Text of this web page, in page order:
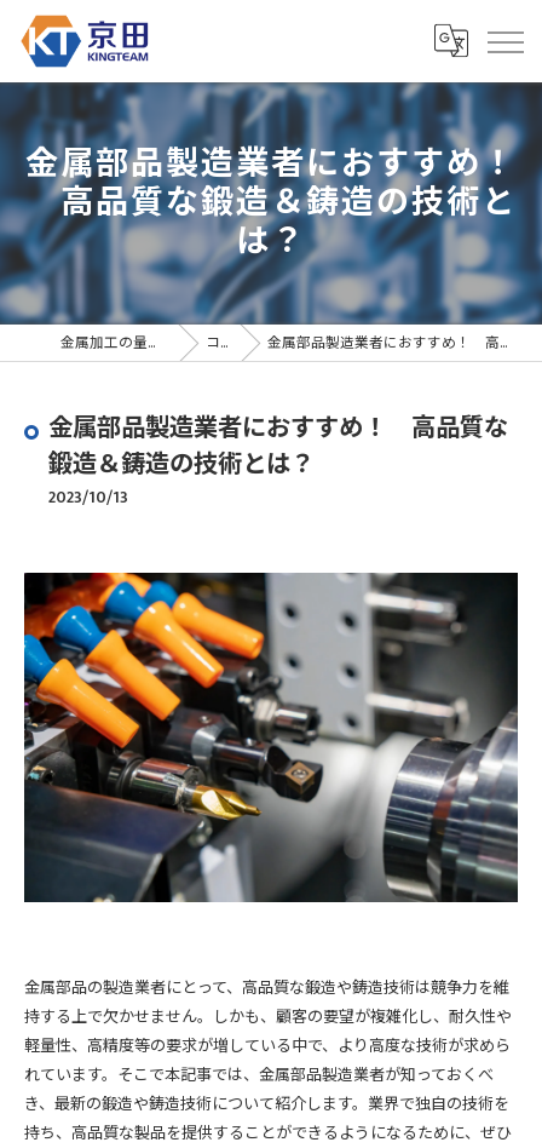
金属部品製造業者におすすめ！
高品質な鍛造＆鋳造の技術と
は？
金属加工の量産なら京田精密 コラム 金属部品製造業者におすすめ！ 高品質な鍛造＆鋳造の技術とは？
金属部品製造業者におすすめ！ 高品質な
鍛造＆鋳造の技術とは？
2023/10/13
金属部品の製造業者にとって、高品質な鍛造や鋳造技術は競争力を維
持する上で欠かせません。しかも、顧客の要望が複雑化し、耐久性や
軽量性、高精度等の要求が増している中で、より高度な技術が求めら
れています。そこで本記事では、金属部品製造業者が知っておくべ
き、最新の鍛造や鋳造技術について紹介します。業界で独自の技術を
持ち、高品質な製品を提供することができるようになるために、ぜひ